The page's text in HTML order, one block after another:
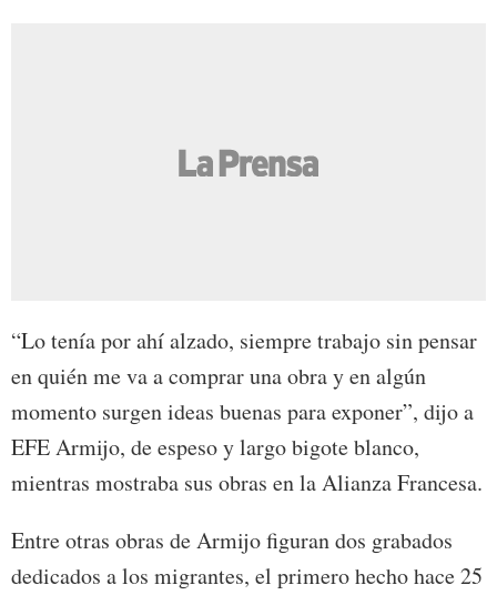
“Lo tenía por ahí alzado, siempre trabajo sin pensar
en quién me va a comprar una obra y en algún
momento surgen ideas buenas para exponer”, dijo a
EFE Armijo, de espeso y largo bigote blanco,
mientras mostraba sus obras en la Alianza Francesa.
Entre otras obras de Armijo figuran dos grabados
dedicados a los migrantes, el primero hecho hace 25